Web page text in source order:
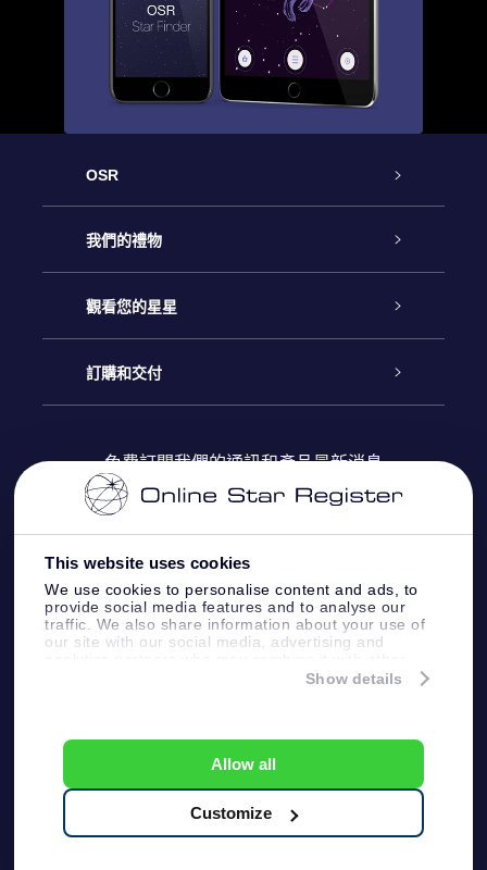
This website uses cookies
We use cookies to personalise content and ads, to
provide social media features and to analyse our
traffic. We also share information about your use of
our site with our social media, advertising and
information that you’ve provided to them or that
Show details
Allow all
Customize
OSR
客戶服務
聯繫我們
博客
評論
我們的禮物
Online Star禮物
OSR禮物包
OSR 禮物卡
公司禮品
觀看您的星星
星星注册
個性化的Star Page
One Million Stars
OSR Starsaver
訂購和交付
付款資訊
配送信息
退貨政策
免費訂閱我們的通訊和產品最新消息
客戶服務:help@osr.org
KVK: 60333553, VAT: NL 8538.62.722B01
One Million Stars
一般條款和條件
隱私政策和免責聲明